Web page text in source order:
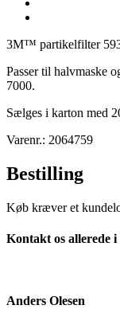
3M™ partikelfilter
Passer til halvmaske
7000.
Sælges i karton med
Varenr.: 2064759
Bestilling
Køb kræver et
Kontakt os allerede i
Anders Olesen